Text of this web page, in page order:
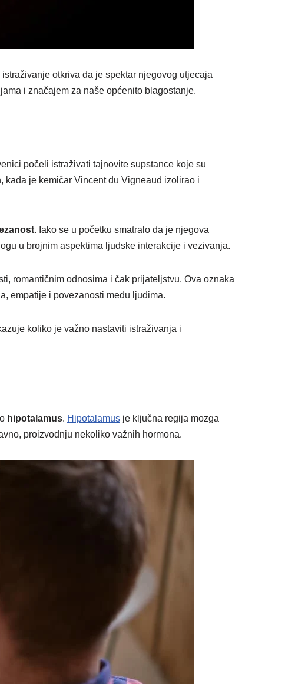
istraživanje otkriva da je spektar njegovog utjecaja
i značajem za naše općenito blagostanje.
počeli istraživati tajnovite supstance koje su
kada je kemičar Vincent du Vigneaud izolirao i
. Iako se u početku smatralo da je njegova
u brojnim aspektima ljudske interakcije i vezivanja.
romantičnim odnosima i čak prijateljstvu. Ova oznaka
empatije i povezanosti među ljudima.
koliko je važno nastaviti istraživanja i
hipotalamus. Hipotalamus je ključna regija mozga
proizvodnju nekoliko važnih hormona.